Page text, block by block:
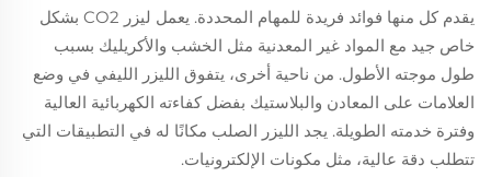
يقدم كل منها فوائد فريدة للمهام المحددة. يعمل ليزر CO2 بشكل
خاص جيد مع المواد غير المعدنية مثل الخشب والأكريليك بسبب
طول موجته الأطول. من ناحية أخرى، يتفوق الليزر الليفي في وضع
العلامات على المعادن والبلاستيك بفضل كفاءته الكهربائية العالية
وفترة خدمته الطويلة. يجد الليزر الصلب مكانًا له في التطبيقات التي
تتطلب دقة عالية، مثل مكونات الإلكترونيات.